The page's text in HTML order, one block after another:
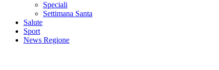
Speciali
Settimana Santa
Salute
Sport
News Regione